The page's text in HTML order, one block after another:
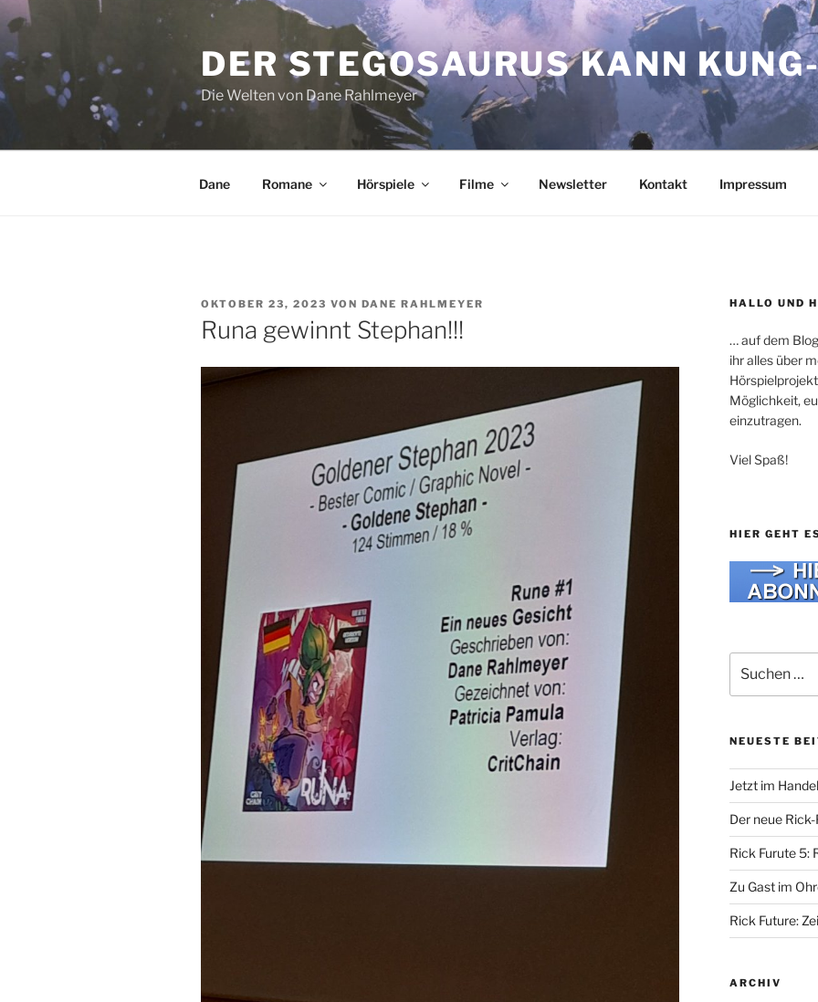
Zum
Inhalt
springen
DER STEGOSAURUS KANN
Die Welten von Dane Rahlmeyer
Dane Romane Hörspiele Filme Newsletter Kontakt Impressum
VERÖFFENTLICHT
AM
OKTOBER 23, 2023 VON DANE RAHLMEYER
Runa gewinnt Stephan!!!
HALLO UND
… auf dem
ihr alles über
Möglichkeit,
einzutragen.
Viel Spaß!
HIER GEHT
nach:
NEUESTE
Jetzt im
Der neue
Rick Furute 5:
Zu Gast im
Rick Future:
ARCHIV